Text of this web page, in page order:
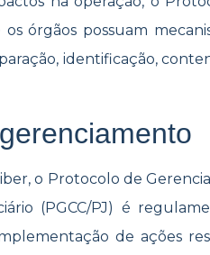
órgãos possuam
identificação,
o Protocolo de
(PGCC/PJ) é
de ações